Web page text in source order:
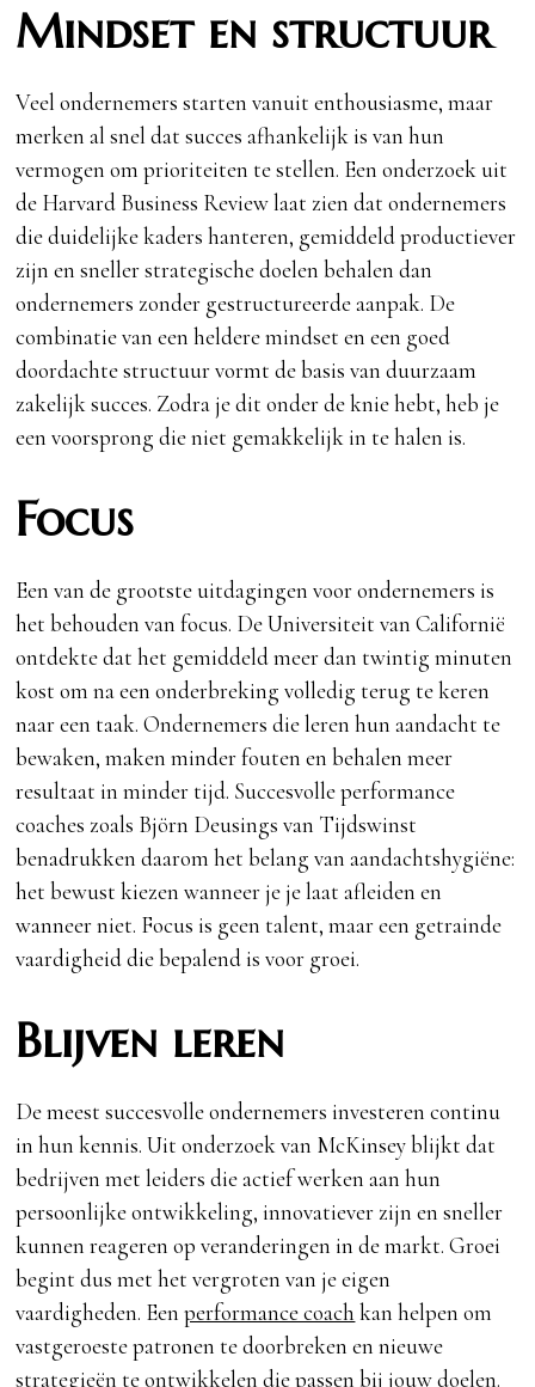
Mindset en structuur
Veel ondernemers starten vanuit enthousiasme, maar
merken al snel dat succes afhankelijk is van hun
vermogen om prioriteiten te stellen. Een onderzoek uit
de Harvard Business Review laat zien dat ondernemers
die duidelijke kaders hanteren, gemiddeld productiever
zijn en sneller strategische doelen behalen dan
ondernemers zonder gestructureerde aanpak. De
combinatie van een heldere mindset en een goed
doordachte structuur vormt de basis van duurzaam
zakelijk succes. Zodra je dit onder de knie hebt, heb je
een voorsprong die niet gemakkelijk in te halen is.
Focus
Een van de grootste uitdagingen voor ondernemers is
het behouden van focus. De Universiteit van Californië
ontdekte dat het gemiddeld meer dan twintig minuten
kost om na een onderbreking volledig terug te keren
naar een taak. Ondernemers die leren hun aandacht te
bewaken, maken minder fouten en behalen meer
resultaat in minder tijd. Succesvolle performance
coaches zoals Björn Deusings van Tijdswinst
benadrukken daarom het belang van aandachtshygiëne:
het bewust kiezen wanneer je je laat afleiden en
wanneer niet. Focus is geen talent, maar een getrainde
vaardigheid die bepalend is voor groei.
Blijven leren
De meest succesvolle ondernemers investeren continu
in hun kennis. Uit onderzoek van McKinsey blijkt dat
bedrijven met leiders die actief werken aan hun
persoonlijke ontwikkeling, innovatiever zijn en sneller
kunnen reageren op veranderingen in de markt. Groei
begint dus met het vergroten van je eigen
vaardigheden. Eenperformance coach kan helpen om
vastgeroeste patronen te doorbreken en nieuwe
strategieën te ontwikkelen die passen bij jouw doelen.